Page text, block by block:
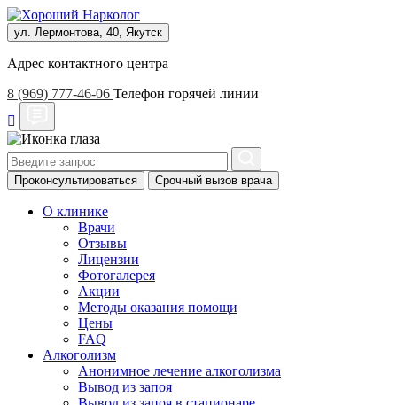
ул. Лермонтова, 40, Якутск
Адрес контактного центра
8 (969) 777-46-06 Телефон горячей линии
Проконсультироваться Срочный вызов врача
О клинике
Врачи
Отзывы
Лицензии
Фотогалерея
Акции
Методы оказания помощи
Цены
FAQ
Алкоголизм
Анонимное лечение алкоголизма
Вывод из запоя